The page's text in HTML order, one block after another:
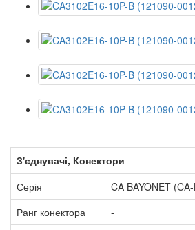
З'єднувачі, Конектори
Серія
CA BAYONET
Ранг конектора
-